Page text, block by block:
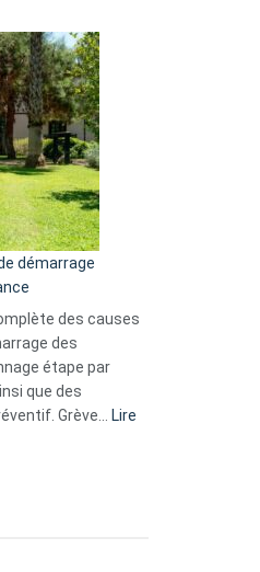
démarrage
des causes
des
étape par
que des
Grève…
Lire